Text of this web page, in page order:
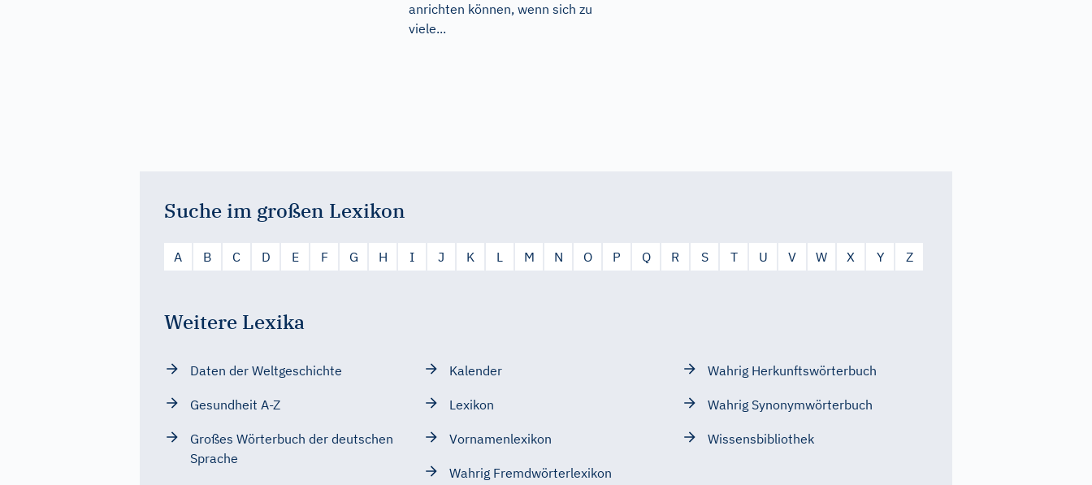
anrichten können, wenn sich zu
viele...
Suche im großen Lexikon
A B C D E F G H I J K L M N O P Q R S T U V W X Y Z
Weitere Lexika
Daten der Weltgeschichte
Gesundheit A-Z
Großes Wörterbuch der deutschen
Sprache
Kalender
Lexikon
Vornamenlexikon
Wahrig Fremdwörterlexikon
Wahrig Herkunftswörterbuch
Wahrig Synonymwörterbuch
Wissensbibliothek